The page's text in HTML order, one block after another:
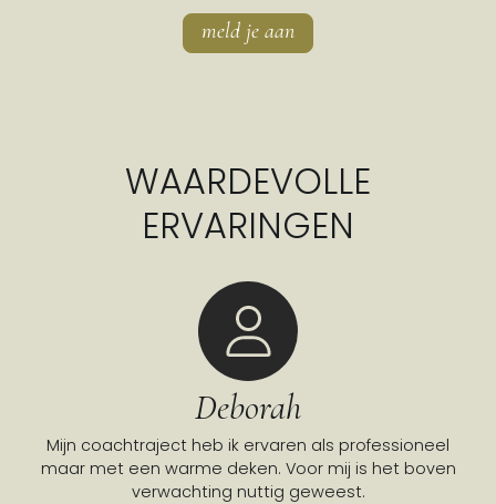
meld je aan
WAARDEVOLLE
ERVARINGEN
Deborah
Mijn coachtraject heb ik ervaren als professioneel
maar met een warme deken. Voor mij is het boven
verwachting nuttig geweest.